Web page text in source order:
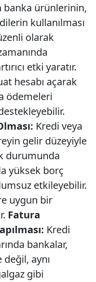
ürünlerinin,
kullanılması
olarak
etki yaratır.
hesabı açarak
ödemeleri
Kredi veya
gelir düzeyiyle
durumunda
yüksek borç
etkileyebilir.
uygun bir
Fatura
Kredi
bankalar,
aynı
gibi